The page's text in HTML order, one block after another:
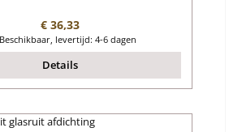
Normale prijs:
€ 36,33
Beschikbaar, levertijd: 4-6 dagen
Details